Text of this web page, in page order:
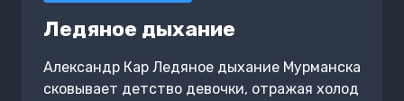
Ледяное дыхание
Александр Кар Ледяное дыхание Мурманска
сковывает детство девочки, отражая холод